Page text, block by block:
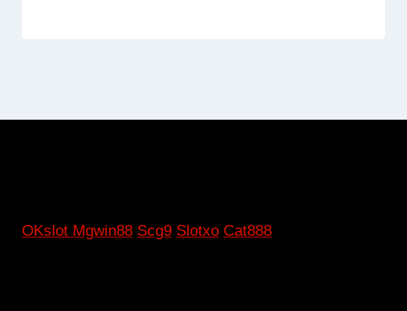
OKslot Mgwin88 Scg9 Slotxo Cat888